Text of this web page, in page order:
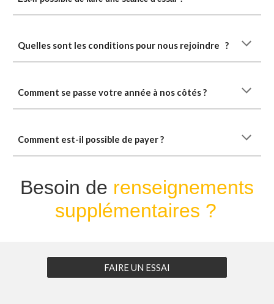
Quelles sont les conditions pour nous rejoindre ?
Comment se passe votre année à nos côtés ?
Comment est-il possible de payer ?
Besoin de renseignements
supplémentaires ?
FAIRE UN ESSAI